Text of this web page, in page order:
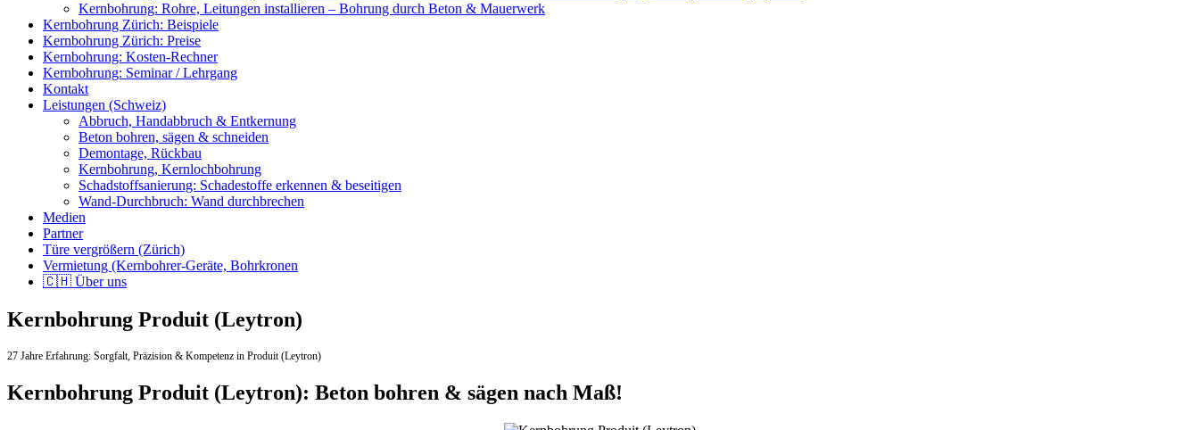
Kernbohrung: Rohre, Leitungen installieren – Bohrung durch Beton & Mauerwerk
Kernbohrung Zürich: Beispiele
Kernbohrung Zürich: Preise
Kernbohrung: Kosten-Rechner
Kernbohrung: Seminar / Lehrgang
Kontakt
Leistungen (Schweiz)
Abbruch, Handabbruch & Entkernung
Beton bohren, sägen & schneiden
Demontage, Rückbau
Kernbohrung, Kernlochbohrung
Schadstoffsanierung: Schadestoffe erkennen & beseitigen
Wand-Durchbruch: Wand durchbrechen
Medien
Partner
Türe vergrößern (Zürich)
Vermietung (Kernbohrer-Geräte, Bohrkronen
🇨🇭 Über uns
Kernbohrung Produit (Leytron)
27 Jahre Erfahrung: Sorgfalt, Präzision & Kompetenz in Produit (Leytron)
Kernbohrung Produit (Leytron): Beton bohren & sägen nach Maß!